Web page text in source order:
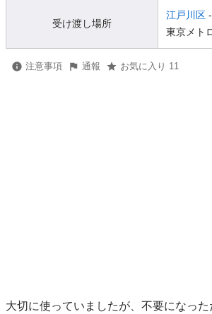
受け渡し場所
江戸川区
東京メト
注意事項 通報 お気に入り 11
大切に使っていましたが、不要になっ